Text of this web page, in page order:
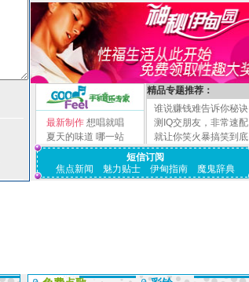
最新制作 想唱就唱
夏天的味道 哪一站
精品专题推荐：
谁说赚钱难告诉你秘诀
测IQ交朋友，非常速配
就让你笑火暴搞笑到底
短信订阅
焦点新闻
魅力贴士 伊甸指南 魔鬼辞典